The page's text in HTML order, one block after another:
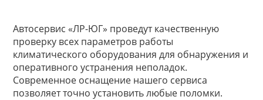
Автосервис «ЛР-ЮГ» проведут качественную
проверку всех параметров работы
климатического оборудования для обнаружения и
оперативного устранения неполадок.
Современное оснащение нашего сервиса
позволяет точно установить любые поломки.